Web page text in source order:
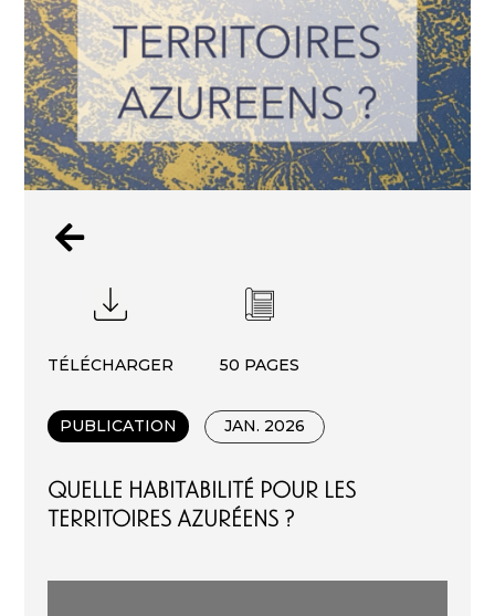

TÉLÉCHARGER 50 PAGES
PUBLICATION JAN. 2026
Quelle Habitabilité Pour Les
Territoires Azuréens ?